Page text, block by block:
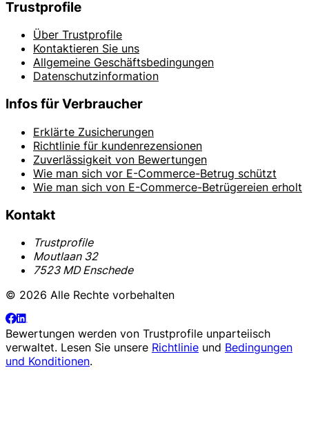
Trustprofile
Über Trustprofile
Kontaktieren Sie uns
Allgemeine Geschäftsbedingungen
Datenschutzinformation
Infos für Verbraucher
Erklärte Zusicherungen
Richtlinie für kundenrezensionen
Zuverlässigkeit von Bewertungen
Wie man sich vor E-Commerce-Betrug schützt
Wie man sich von E-Commerce-Betrügereien erholt
Kontakt
Trustprofile
Moutlaan 32
7523 MD Enschede
© 2026 Alle Rechte vorbehalten
Bewertungen werden von Trustprofile unparteiisch
verwaltet. Lesen Sie unsere Richtlinie und Bedingungen
und Konditionen.